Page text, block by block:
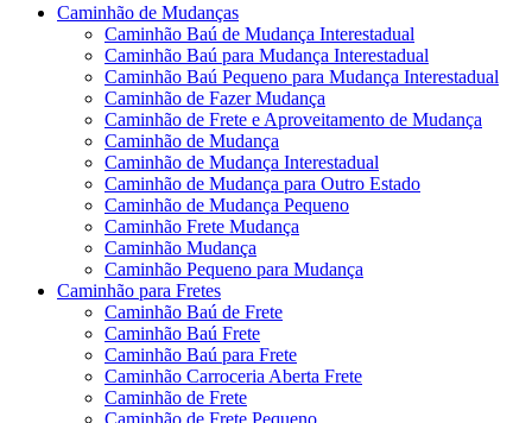
Caminhão de Mudanças
Caminhão Baú de Mudança Interestadual
Caminhão Baú para Mudança Interestadual
Caminhão Baú Pequeno para Mudança Interestadual
Caminhão de Fazer Mudança
Caminhão de Frete e Aproveitamento de Mudança
Caminhão de Mudança
Caminhão de Mudança Interestadual
Caminhão de Mudança para Outro Estado
Caminhão de Mudança Pequeno
Caminhão Frete Mudança
Caminhão Mudança
Caminhão Pequeno para Mudança
Caminhão para Fretes
Caminhão Baú de Frete
Caminhão Baú Frete
Caminhão Baú para Frete
Caminhão Carroceria Aberta Frete
Caminhão de Frete
Caminhão de Frete Pequeno